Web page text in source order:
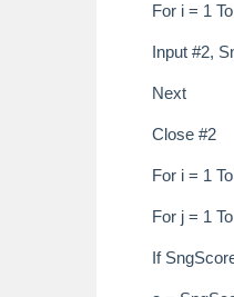
For i = 1
Input #2,
Next
Close #2
For i = 1
For j = 1
If